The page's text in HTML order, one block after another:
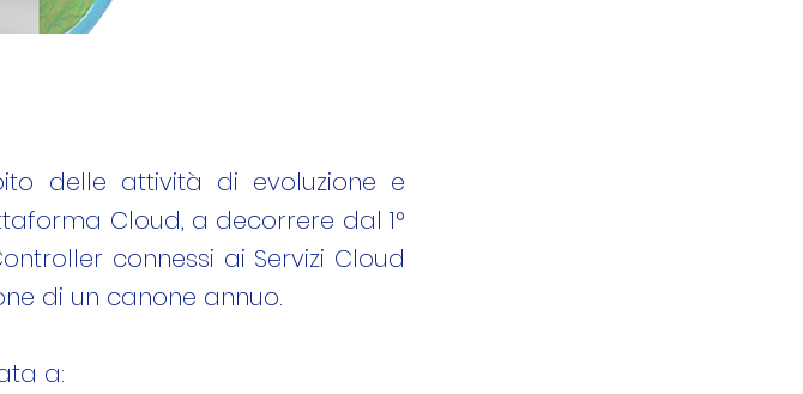
delle attività di evoluzione e
Cloud, a decorrere dal 1°
connessi ai Servizi Cloud
di un canone annuo.
a: